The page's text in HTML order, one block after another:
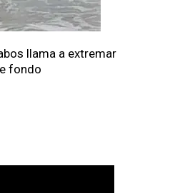
llama a extremar
fondo